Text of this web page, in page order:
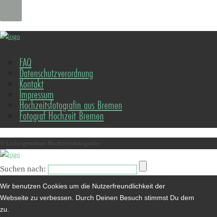
FAQ
Datenschutzverordnung
Kontakt
Impressum
Hochzeitsfotografin aus Bremen
Fotograf Hochzeit Bremen
© Licht-gestalten Hochzeitsfotografie
Suchen nach:
Wir benutzen Cookies um die Nutzerfreundlichkeit der
Webseite zu verbessen. Durch Deinen Besuch stimmst Du dem
zu.